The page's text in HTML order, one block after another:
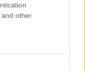
other